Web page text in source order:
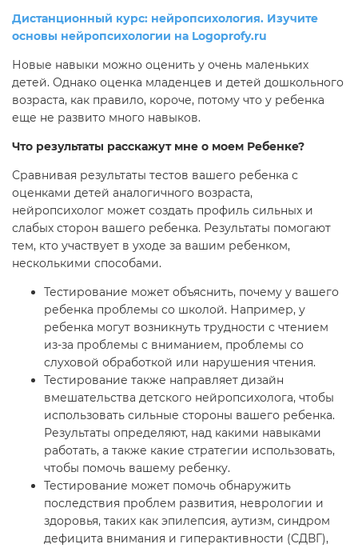
Дистанционный курс: нейропсихология. Изучите
основы нейропсихологии на Logoprofy.ru
Новые навыки можно оценить у очень маленьких
детей. Однако оценка младенцев и детей дошкольного
возраста, как правило, короче, потому что у ребенка
еще не развито много навыков.
Что результаты расскажут мне о моем Ребенке?
Сравнивая результаты тестов вашего ребенка с
оценками детей аналогичного возраста,
нейропсихолог может создать профиль сильных и
слабых сторон вашего ребенка. Результаты помогают
тем, кто участвует в уходе за вашим ребенком,
несколькими способами.
Тестирование может объяснить, почему у вашего
ребенка проблемы со школой. Например, у
ребенка могут возникнуть трудности с чтением
из-за проблемы с вниманием, проблемы со
слуховой обработкой или нарушения чтения.
Тестирование также направляет дизайн
вмешательства детского нейропсихолога, чтобы
использовать сильные стороны вашего ребенка.
Результаты определяют, над какими навыками
работать, а также какие стратегии использовать,
чтобы помочь вашему ребенку.
Тестирование может помочь обнаружить
последствия проблем развития, неврологии и
здоровья, таких как эпилепсия, аутизм, синдром
дефицита внимания и гиперактивности (СДВГ),